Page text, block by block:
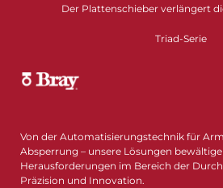
Der Plattenschieber verlängert
Triad-Serie
Von der Automatisierungstechnik für
Absperrung – unsere Lösungen
Herausforderungen im Bereich der
Präzision und Innovation.